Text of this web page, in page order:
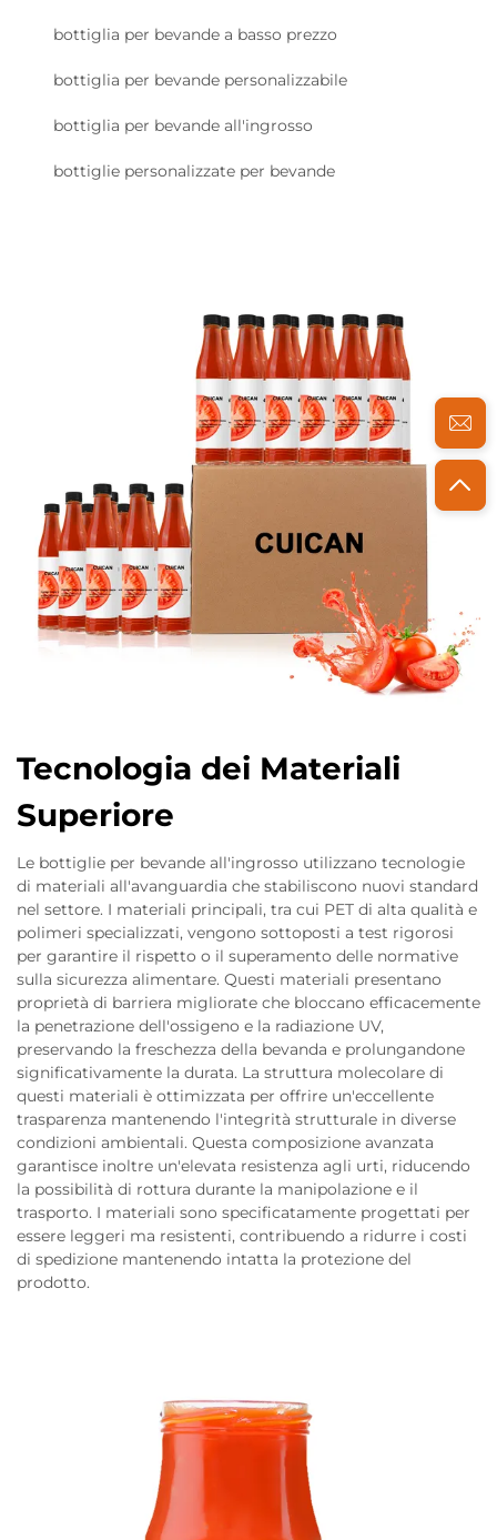
bottiglia per bevande a basso prezzo
bottiglia per bevande personalizzabile
bottiglia per bevande all'ingrosso
bottiglie personalizzate per bevande
Tecnologia dei Materiali
Superiore
Le bottiglie per bevande all'ingrosso utilizzano tecnologie
di materiali all'avanguardia che stabiliscono nuovi standard
nel settore. I materiali principali, tra cui PET di alta qualità e
polimeri specializzati, vengono sottoposti a test rigorosi
per garantire il rispetto o il superamento delle normative
sulla sicurezza alimentare. Questi materiali presentano
proprietà di barriera migliorate che bloccano efficacemente
la penetrazione dell'ossigeno e la radiazione UV,
preservando la freschezza della bevanda e prolungandone
significativamente la durata. La struttura molecolare di
questi materiali è ottimizzata per offrire un'eccellente
trasparenza mantenendo l'integrità strutturale in diverse
condizioni ambientali. Questa composizione avanzata
garantisce inoltre un'elevata resistenza agli urti, riducendo
la possibilità di rottura durante la manipolazione e il
trasporto. I materiali sono specificatamente progettati per
essere leggeri ma resistenti, contribuendo a ridurre i costi
di spedizione mantenendo intatta la protezione del
prodotto.